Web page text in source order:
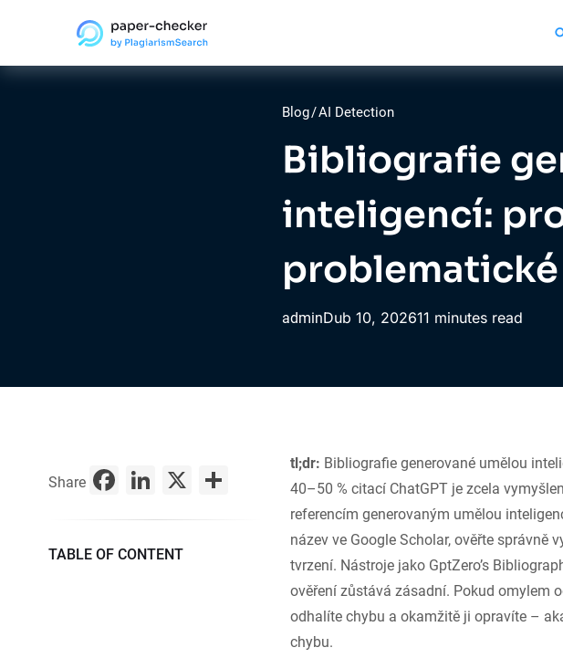
Blog/AI Detection
Bibliografie
inteligencí:
adminDub 10, 202611 minutes read
Share Facebook
LinkedIn
X Share
TABLE OF CONTENT
tl;dr: Bibliografie generované umělou
40–50 % citací ChatGPT je zcela
referencím generovaným umělou
název ve Google Scholar, ověřte správně
tvrzení. Nástroje jako GptZero’s
ověření zůstává zásadní. Pokud omylem
odhalíte chybu a okamžitě ji opravíte –
chybu.